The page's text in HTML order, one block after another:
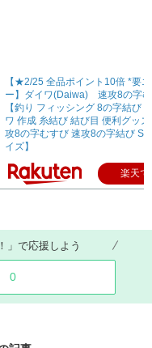
【★2/25 全品ポイント10倍 *要
ー】ダイワ(Daiwa) 速攻8の字
【釣り フィッシング 8の字結び
ワ 作成 糸結び 結び目 便利グッ
攻8の字むすび 速攻8の字結び S
イズ】
楽天で
」で応援しよう
0